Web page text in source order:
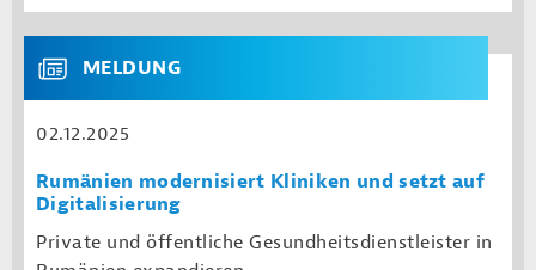
MELDUNG
02.12.2025
Rumänien modernisiert Kliniken und setzt auf
Digitalisierung
Private und öffentliche Gesundheitsdienstleister in